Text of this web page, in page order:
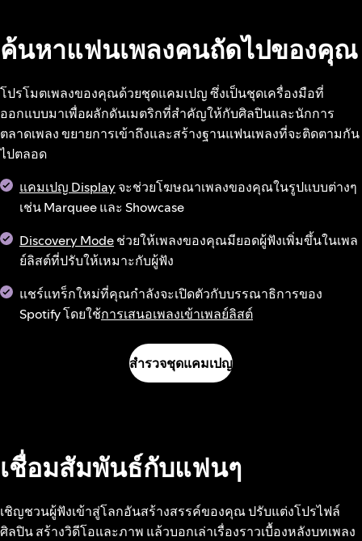
ค้นหาแฟนเพลงคนถัดไปของคุณ
โปรโมตเพลงของคุณด้วยชุดแคมเปญ ซึ่งเป็นชุดเครื่องมือที่
ออกแบบมาเพื่อผลักดันเมตริกที่สำคัญให้กับศิลปินและนักการ
ตลาดเพลง ขยายการเข้าถึงและสร้างฐานแฟนเพลงที่จะติดตามกัน
ไปตลอด
แคมเปญ Display จะช่วยโฆษณาเพลงของคุณในรูปแบบต่างๆ
เช่น Marquee และ Showcase
Discovery Modeช่วยให้เพลงของคุณมียอดผู้ฟังเพิ่มขึ้นในเพล
ย์ลิสต์ที่ปรับให้เหมาะกับผู้ฟัง
แชร์แทร็กใหม่ที่คุณกำลังจะเปิดตัวกับบรรณาธิการของ
Spotify โดยใช้การเสนอเพลงเข้าเพลย์ลิสต์
สำรวจชุดแคมเปญ
เชื่อมสัมพันธ์กับแฟนๆ
เชิญชวนผู้ฟังเข้าสู่โลกอันสร้างสรรค์ของคุณ ปรับแต่งโปรไฟล์
ศิลปิน สร้างวิดีโอและภาพ แล้วบอกเล่าเรื่องราวเบื้องหลังบทเพลง